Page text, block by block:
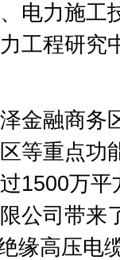
电力施工
工程研究
融商务
等重点功
1500万平
公司带来
缘高压电